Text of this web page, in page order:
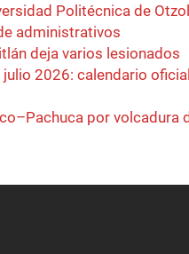
Politécnica de
administrativos
deja varios lesionados
2026: calendario
por volcadura